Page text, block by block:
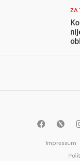
ZA
Impressum